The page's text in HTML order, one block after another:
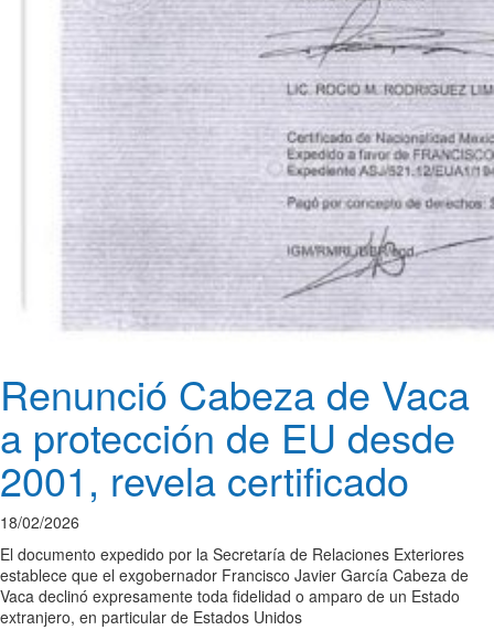
Renunció Cabeza de Vaca
a protección de EU desde
2001, revela certificado
18/02/2026
El documento expedido por la Secretaría de Relaciones Exteriores
establece que el exgobernador Francisco Javier García Cabeza de
Vaca declinó expresamente toda fidelidad o amparo de un Estado
extranjero, en particular de Estados Unidos